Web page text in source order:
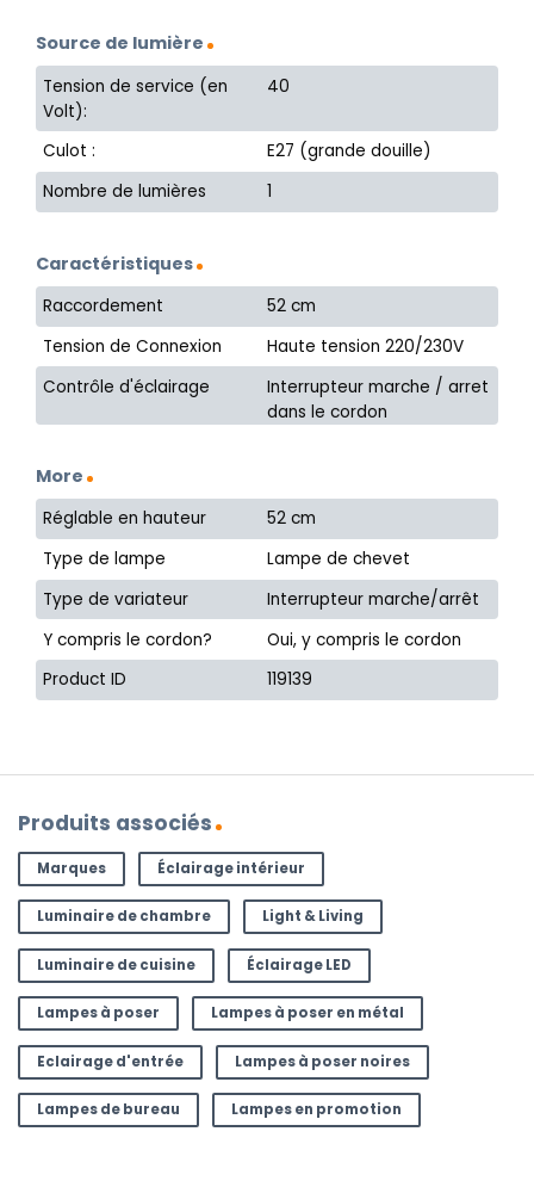
Source de lumière
Tension de service (en
Volt):
40
Culot :
E27 (grande douille)
Nombre de lumières
1
Caractéristiques
Raccordement
52 cm
Tension de Connexion
Haute tension 220/230V
Contrôle d'éclairage
Interrupteur marche / arret
dans le cordon
More
Réglable en hauteur
52 cm
Type de lampe
Lampe de chevet
Type de variateur
Interrupteur marche/arrêt
Y compris le cordon?
Oui, y compris le cordon
Product ID
119139
Produits associés
Marques Éclairage intérieur
Luminaire de chambre Light & Living
Luminaire de cuisine Éclairage LED
Lampes à poser Lampes à poser en métal
Eclairage d'entrée Lampes à poser noires
Lampes de bureau Lampes en promotion